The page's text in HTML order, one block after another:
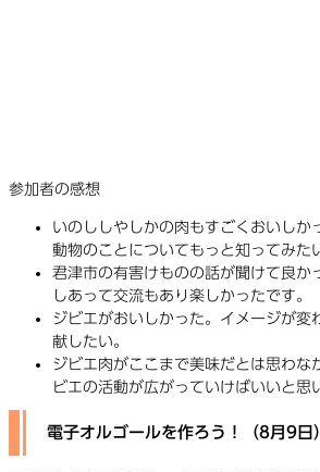
参加者の感想
いのししやしかの肉もすごくおいしか
動物のことについてもっと知ってみた
君津市の有害けものの話が聞けて良か
しあって交流もあり楽しかったです。
ジビエがおいしかった。イメージが変
献したい。
ジビエ肉がここまで美味だとは思わな
ビエの活動が広がっていけばいいと思
電子オルゴールを作ろう！（8月9日）